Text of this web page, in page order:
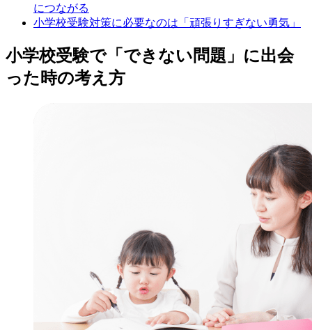
につながる
小学校受験対策に必要なのは「頑張りすぎない勇気」
小学校受験で「できない問題」に出会
った時の考え方